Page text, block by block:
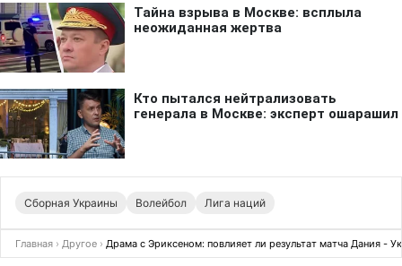
Сборная Украины Волейбол Лига наций
Главная › Другое › Драма с Эриксеном: повлияет ли результат матча Дания -